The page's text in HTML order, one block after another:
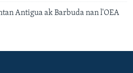
Antigua ak Barbuda nan l'OEA